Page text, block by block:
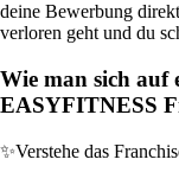
deine Bewerbung
verloren geht und du
Wie man sich auf
EASYFITNESS
✨Verstehe das